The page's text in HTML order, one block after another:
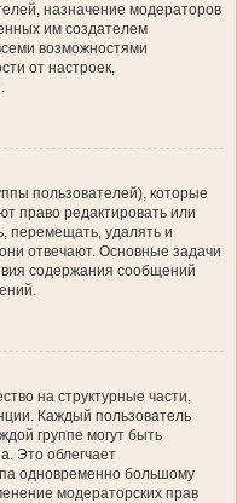
назначение модераторов
им создателем
возможностями
от настроек,
пользователей), которые
право редактировать или
перемещать, удалять и
отвечают. Основные задачи
содержания сообщений
на структурные части,
Каждый пользователь
группе могут быть
Это облегчает
одновременно большому
модераторских прав